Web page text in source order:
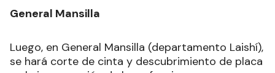
General Mansilla
Luego, en General Mansilla (departamento Laishí),
se hará corte de cinta y descubrimiento de placa